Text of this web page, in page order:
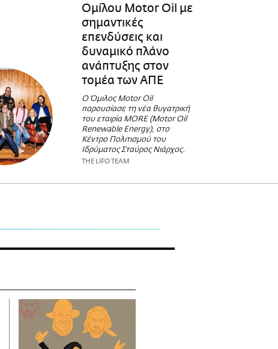
Ομίλου Motor Oil με
σημαντικές
επενδύσεις και
δυναμικό πλάνο
ανάπτυξης στον
τομέα των ΑΠΕ
O Όμιλος Motor Oil
παρουσίασε τη νέα θυγατρική
του εταιρία MORE (Motor Oil
Renewable Energy), στο
Κέντρο Πολιτισμού του
Ιδρύματος Σταύρος Νιάρχος.
THE LIFO TEAM